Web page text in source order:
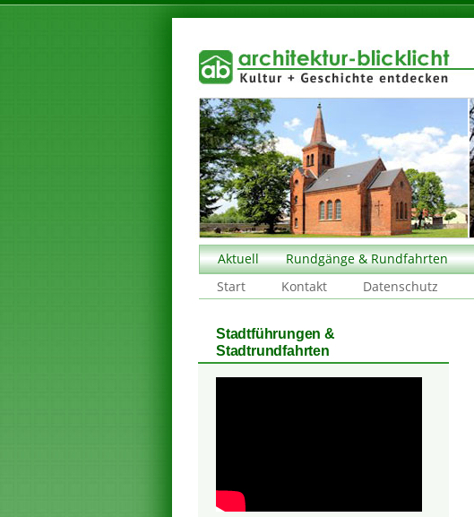
Aktuell Rundgänge & Rundfahrten
Start
Kontakt Datenschutz
Stadtführungen &
Stadtrundfahrten